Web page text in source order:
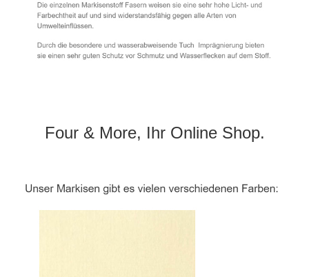
Four & More, Ihr Online Shop.